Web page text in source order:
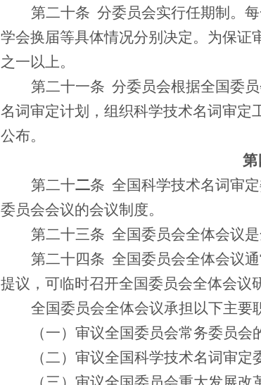
第二十条 分委员会实行任期制。
学会换届等具体情况分别决定。为保证
之一以上。
第二十一条 分委员会根据全国委
名词审定计划，组织科学技术名词审定
公布。
第
第二十二条 全国科学技术名词审
委员会会议的会议制度。
第二十三条 全国委员会全体会议
第二十四条 全国委员会全体会议
提议，可临时召开全国委员会全体会议
全国委员会全体会议承担以下主要
（一）审议全国委员会常务委员会
（二）审议全国科学技术名词审